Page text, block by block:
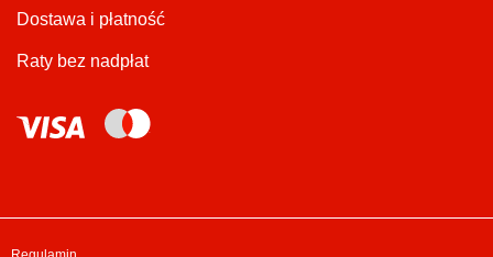
Dostawa i płatność
Raty bez nadpłat